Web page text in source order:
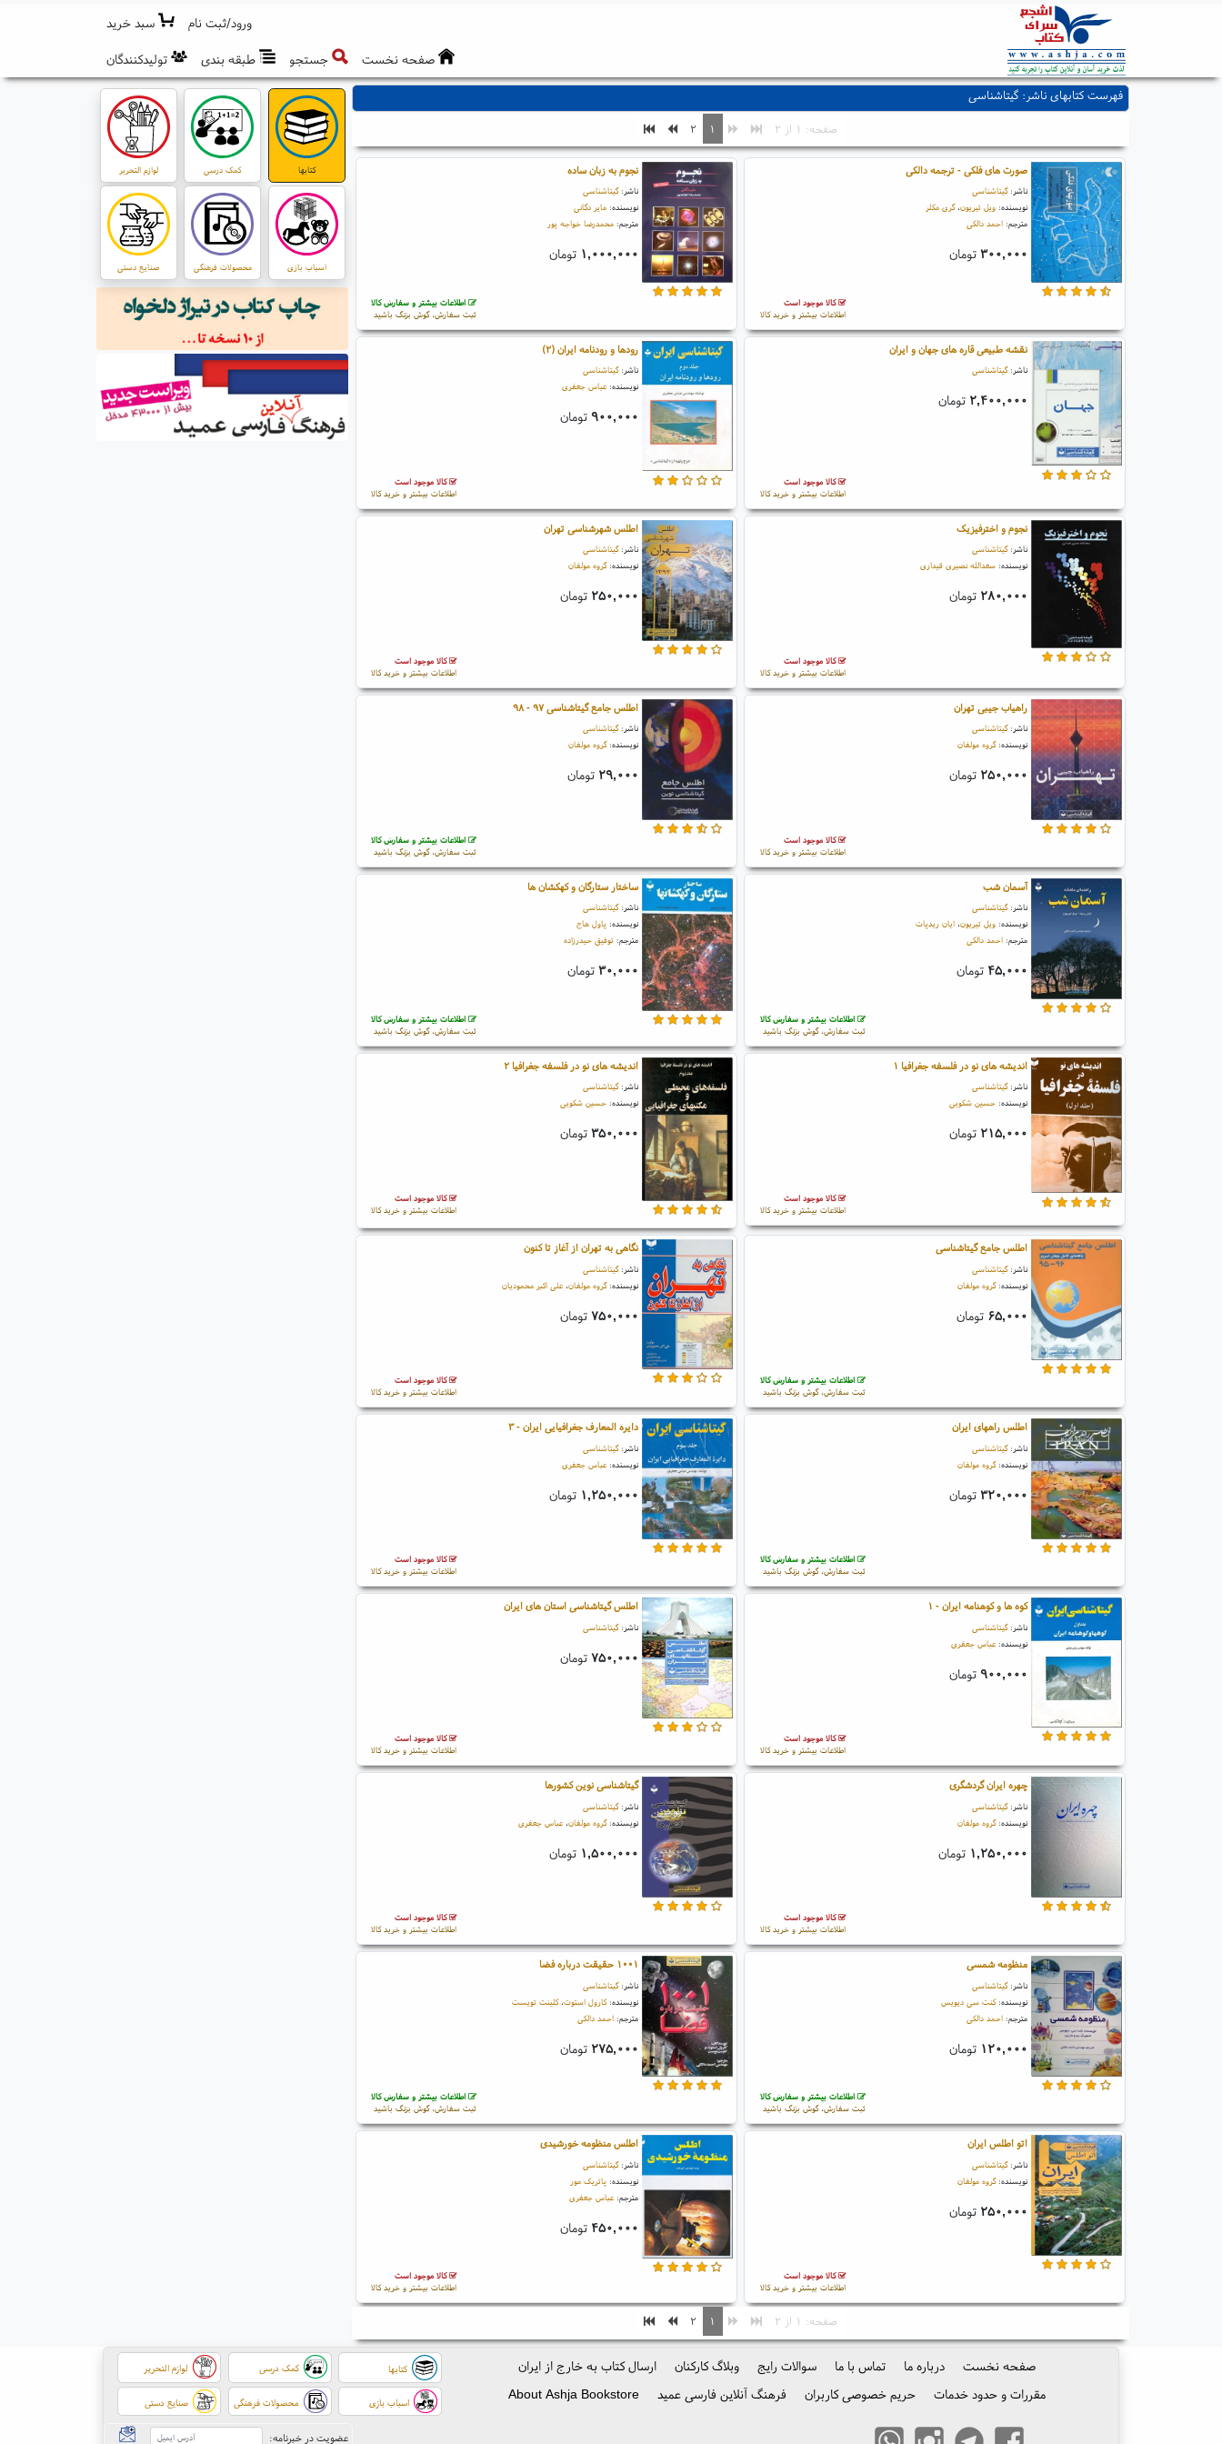
ورود/ثبت نام
سبد خرید
صفحه نخست
جستجو طبقه بندی تولیدکنندگان
فهرست کتابهای ناشر: گیتاشناسی
صفحه: ۱ از ۲ ۱ ۲
صورت های فلکی - ترجمه دالکی
ناشر:گیتاشناسی
نویسنده:ویل تیریون،گری مکلر
مترجم:احمد دالکی
۳۰۰,۰۰۰ تومان
کالا موجود است
اطلاعات بیشتر و خرید کالا
نجوم به زبان ساده
ناشر:گیتاشناسی
نویسنده: مایر دگانی
مترجم: محمدرضا خواجه پور
۱,۰۰۰,۰۰۰ تومان
اطلاعات بیشتر و سفارش کالا
ثبت سفارش، گوش بزنگ باشید
نقشه طبیعی قاره های جهان و ایران
ناشر:گیتاشناسی
۲,۴۰۰,۰۰۰ تومان
کالا موجود است
اطلاعات بیشتر و خرید کالا
رودها و رودنامه ایران (۲)
ناشر:گیتاشناسی
نویسنده: عباس جعفری
۹۰۰,۰۰۰ تومان
کالا موجود است
اطلاعات بیشتر و خرید کالا
نجوم و اخترفیزیک
ناشر:گیتاشناسی
نویسنده:سعدالله نصیری قیداری
۲۸۰,۰۰۰ تومان
کالا موجود است
اطلاعات بیشتر و خرید کالا
اطلس شهرشناسی تهران
ناشر:گیتاشناسی
نویسنده:گروه مولفان
۲۵۰,۰۰۰ تومان
کالا موجود است
اطلاعات بیشتر و خرید کالا
راهیاب جیبی تهران
ناشر:گیتاشناسی
نویسنده:گروه مولفان
۲۵۰,۰۰۰ تومان
کالا موجود است
اطلاعات بیشتر و خرید کالا
اطلس جامع گیتاشناسی ۹۷ - ۹۸
ناشر:گیتاشناسی
نویسنده:گروه مولفان
۲۹,۰۰۰ تومان
اطلاعات بیشتر و سفارش کالا
ثبت سفارش، گوش بزنگ باشید
آسمان شب
ناشر:گیتاشناسی
نویسنده:ویل تیریون،ایان ریدپات
مترجم:احمد دالکی
۴۵,۰۰۰ تومان
اطلاعات بیشتر و سفارش کالا
ثبت سفارش، گوش بزنگ باشید
ساختار ستارگان و کهکشان ها
ناشر:گیتاشناسی
نویسنده: پاول هاج
مترجم: توفیق حیدرزاده
۳۰,۰۰۰تومان
اطلاعات بیشتر و سفارش کالا
ثبت سفارش، گوش بزنگ باشید
اندیشه های نو در فلسفه جغرافیا ۱
ناشر:گیتاشناسی
نویسنده:حسین شکویی
۲۱۵,۰۰۰ تومان
کالا موجود است
اطلاعات بیشتر و خرید کالا
اندیشه های نو در فلسفه جغرافیا ۲
ناشر:گیتاشناسی
نویسنده: حسین شکویی
۳۵۰,۰۰۰تومان
کالا موجود است
اطلاعات بیشتر و خرید کالا
اطلس جامع گیتاشناسی
ناشر:گیتاشناسی
نویسنده:گروه مولفان
۶۵,۰۰۰ تومان
اطلاعات بیشتر و سفارش کالا
ثبت سفارش، گوش بزنگ باشید
نگاهی به تهران از آغاز تا کنون
ناشر:گیتاشناسی
نویسنده:گروه مولفان، علی اکبر محمودیان
۷۵۰,۰۰۰ تومان
کالا موجود است
اطلاعات بیشتر و خرید کالا
اطلس راههای ایران
ناشر:گیتاشناسی
نویسنده:گروه مولفان
۳۲۰,۰۰۰ تومان
اطلاعات بیشتر و سفارش کالا
ثبت سفارش، گوش بزنگ باشید
دایره المعارف جغرافیایی ایران - ۳
ناشر:گیتاشناسی
نویسنده: عباس جعفری
۱,۲۵۰,۰۰۰ تومان
کالا موجود است
اطلاعات بیشتر و خرید کالا
کوه ها و کوهنامه ایران - ۱
ناشر:گیتاشناسی
نویسنده:عباس جعفری
۹۰۰,۰۰۰ تومان
کالا موجود است
اطلاعات بیشتر و خرید کالا
اطلس گیتاشناسی استان های ایران
ناشر:گیتاشناسی
۷۵۰,۰۰۰ تومان
کالا موجود است
اطلاعات بیشتر و خرید کالا
چهره ایران گردشگری
ناشر:گیتاشناسی
نویسنده:گروه مولفان
۱,۲۵۰,۰۰۰ تومان
کالا موجود است
اطلاعات بیشتر و خرید کالا
گیتاشناسی نوین کشورها
ناشر:گیتاشناسی
نویسنده:گروه مولفان، عباس جعفری
۱,۵۰۰,۰۰۰ تومان
کالا موجود است
اطلاعات بیشتر و خرید کالا
منظومه شمسی
ناشر:گیتاشناسی
نویسنده:کنت سی دیویس
مترجم:احمد دالکی
۱۲۰,۰۰۰ تومان
اطلاعات بیشتر و سفارش کالا
ثبت سفارش، گوش بزنگ باشید
۱۰۰۱ حقیقت درباره فضا
ناشر:گیتاشناسی
نویسنده:کارول استوت،کلینت تویست
مترجم: احمد دالکی
۲۷۵,۰۰۰ تومان
اطلاعات بیشتر و سفارش کالا
ثبت سفارش، گوش بزنگ باشید
اتو اطلس ایران
ناشر:گیتاشناسی
نویسنده:گروه مولفان
۲۵۰,۰۰۰ تومان
کالا موجود است
اطلاعات بیشتر و خرید کالا
اطلس منظومه خورشیدی
ناشر:گیتاشناسی
نویسنده: پاتریک مور
مترجم: عباس جعفری
۴۵۰,۰۰۰ تومان
کالا موجود است
اطلاعات بیشتر و خرید کالا
صفحه: ۱ از ۲ ۱ ۲
کتابها کمک درسی لوازم التحریر
اسباب بازی محصولات فرهنگی صنایع دستی
صفحه نخست درباره ما تماس با ما سوالات رایج وبلاگ کارکنان
ارسال کتاب به خارج از ایران
مقررات و حدود خدمات
حریم خصوصی کاربران فرهنگ آنلاین فارسی عمید About Ashja Bookstore
کتابها کمک درسی لوازم التحریر
اسباب بازی محصولات فرهنگی صنایع دستی
عضویت در خبرنامه: